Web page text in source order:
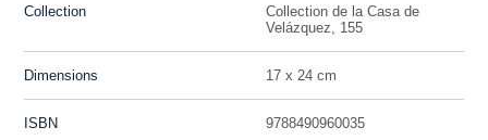
Collection
Collection de la Casa de
Velázquez, 155
Dimensions 17 x 24 cm
ISBN 9788490960035